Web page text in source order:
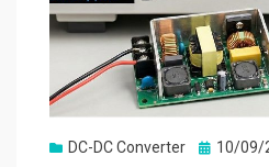
DC-DC Converter
Posted
10/09/